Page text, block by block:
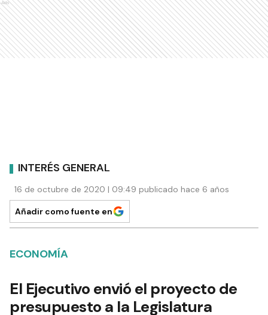
Ads
INTERÉS GENERAL
16 de octubre de 2020 | 09:49 publicado hace 6 años
Añadir como fuente en
ECONOMÍA
El Ejecutivo envió el proyecto de
presupuesto a la Legislatura